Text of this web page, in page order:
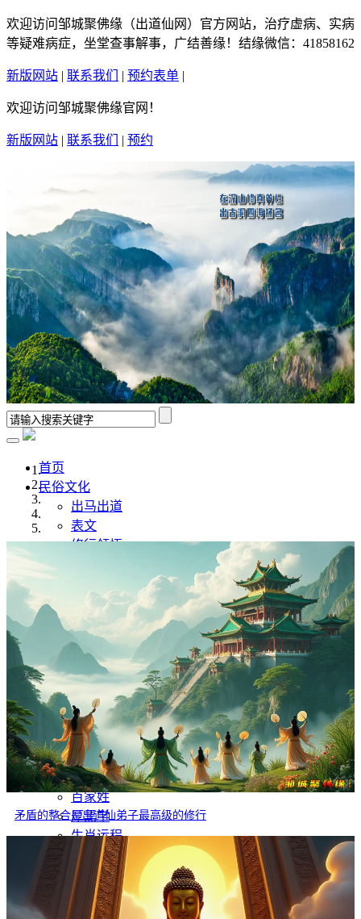
欢迎访问邹城聚佛缘（出道仙网）官方网站，治疗虚病、实病
等疑难病症，坐堂查事解事，广结善缘！结缘微信：41858162
新版网站 | 联系我们 | 预约表单 |
欢迎访问邹城聚佛缘官网！
新版网站 | 联系我们 | 预约
首页
民俗文化
出马出道
表文
修行领悟
佛道文化
佛家
道家
传统文化
传统文化
八字命理
奇门遁甲
灵异故事
文学
哲学
百家姓
厚黑学
生肖运程
在线投稿
联系我们
矛盾的整合是出道仙弟子最高级的修行